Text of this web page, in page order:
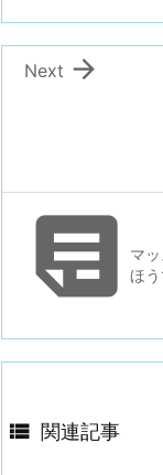

Next
マ
ほ
 関連記事